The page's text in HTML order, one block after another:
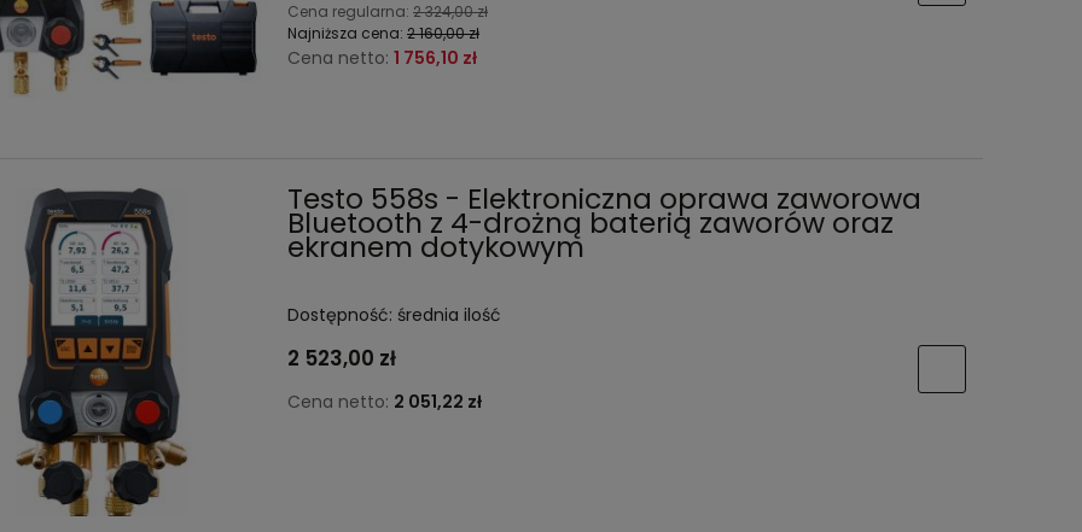
Cena regularna:2 324,00 zł
Najniższa cena:2 160,00 zł
Cena netto:1 756,10 zł
Testo 558s - Elektroniczna oprawa zaworowa
Bluetooth z 4-drożną baterią zaworów oraz
ekranem dotykowym
Dostępność: średnia ilość
2 523,00 zł
Cena netto: 2 051,22 zł